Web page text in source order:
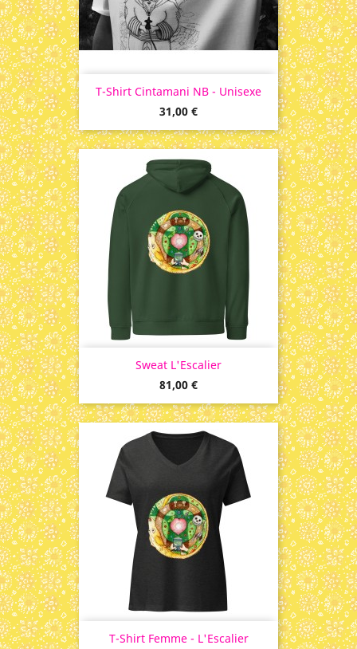
T-Shirt Cintamani NB - Unisexe
Prix
31,00 €
Sweat L'Escalier
Prix
81,00 €
T-Shirt Femme - L'Escalier